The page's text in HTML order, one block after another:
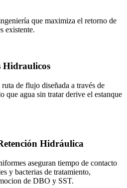
que maximiza el retorno de
existente.
Hidraulicos
de flujo diseñada a través de
que agua sin tratar derive el estanque
Hidráulica
aseguran tiempo de contacto
y bacterias de tratamiento,
de DBO y SST.